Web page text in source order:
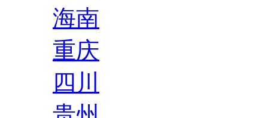
海南
重庆
四川